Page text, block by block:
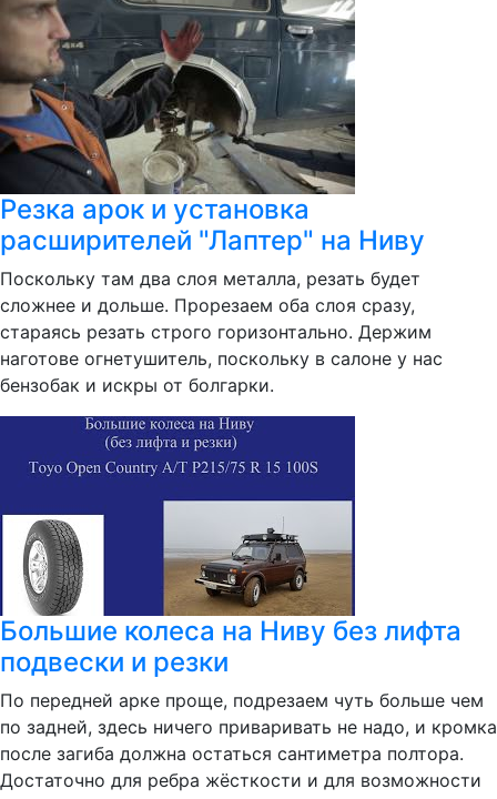
Резка арок и установка
расширителей "Лаптер" на Ниву
Поскольку там два слоя металла, резать будет
сложнее и дольше. Прорезаем оба слоя сразу,
стараясь резать строго горизонтально. Держим
наготове огнетушитель, поскольку в салоне у нас
бензобак и искры от болгарки.
Большие колеса на Ниву без лифта
подвески и резки
По передней арке проще, подрезаем чуть больше чем
по задней, здесь ничего приваривать не надо, и кромка
после загиба должна остаться сантиметра полтора.
Достаточно для ребра жёсткости и для возможности